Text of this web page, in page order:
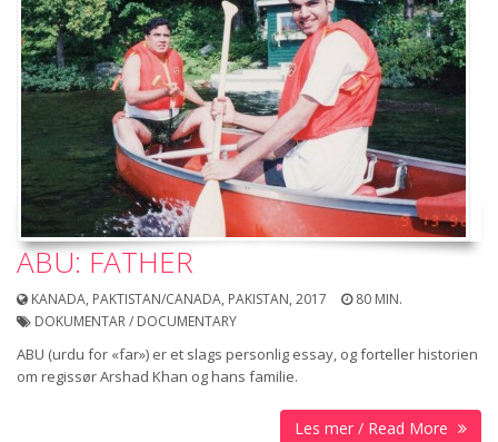
ABU: FATHER
KANADA, PAKTISTAN/CANADA, PAKISTAN, 2017
80 MIN.
DOKUMENTAR / DOCUMENTARY
ABU (urdu for «far») er et slags personlig essay, og forteller historien
om regissør Arshad Khan og hans familie.
Les mer / Read More